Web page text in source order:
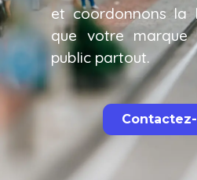
et coordonnons la
que votre marque
public partout.